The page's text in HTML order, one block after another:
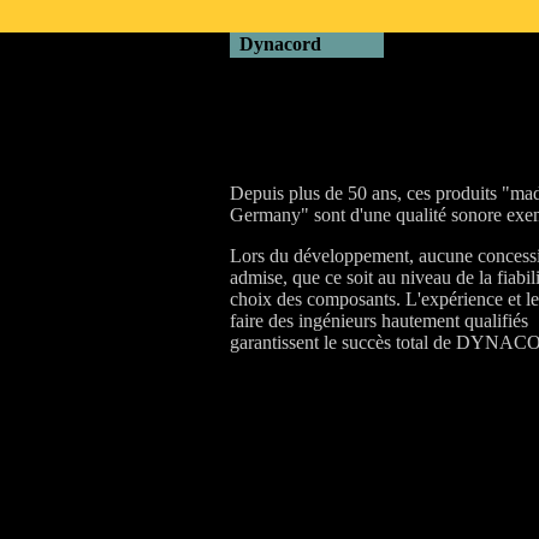
Dynacord
Depuis plus de 50 ans, ces produits
Germany" sont d'une qualité sonore
Lors du développement, aucune
admise, que ce soit au niveau de la
choix des composants. L'expérience et
faire des ingénieurs hautement qualifiés
garantissent le succès total de